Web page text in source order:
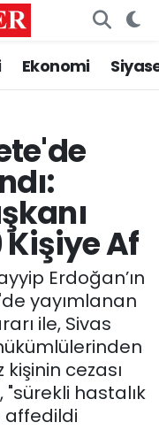
Ekonomi
Af
Erdoğan’ın
yayımlanan
ile, Sivas
cezası
"sürekli hastalık
affedildi
Fikstür